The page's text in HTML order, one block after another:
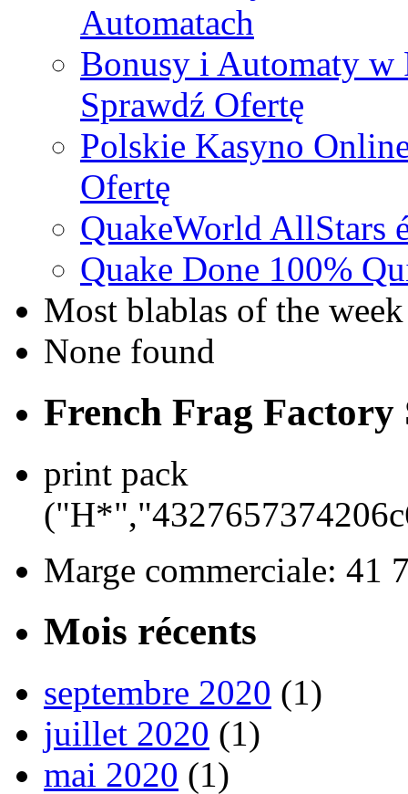
Automatach
Bonusy i Automaty w
Sprawdź Ofertę
Polskie Kasyno
Ofertę
QuakeWorld AllStars
Quake Done 100%
Most blablas of the week
None found
French Frag Factory
print pack
Marge commerciale: 41
Mois récents
septembre 2020 (1)
juillet 2020 (1)
mai 2020 (1)